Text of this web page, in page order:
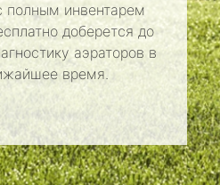
инвентарем
доберется до
аэраторов в
время.